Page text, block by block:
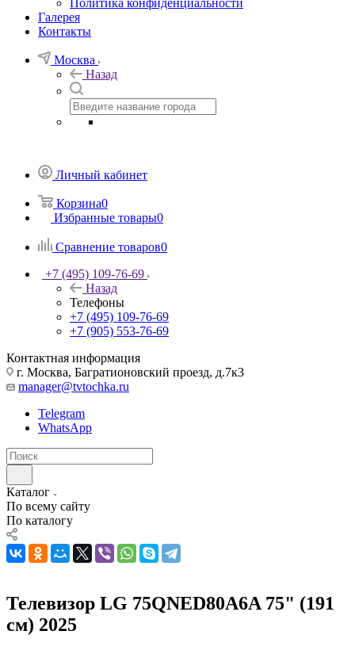
Политика конфиденциальности
Галерея
Контакты
Москва
Назад
Личный кабинет
Корзина0
Избранные товары0
Сравнение товаров0
+7 (495) 109-76-69
Назад
Телефоны
+7 (495) 109-76-69
+7 (905) 553-76-69
Контактная информация
г. Москва, Багратионовский проезд, д.7к3
manager@tvtochka.ru
Telegram
WhatsApp
Каталог
По всему сайту
По каталогу
Телевизор LG 75QNED80A6A 75" (191
см) 2025